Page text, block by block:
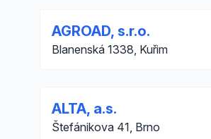
AGROAD, s.r.o.
Blanenská 1338, Kuřim
ALTA, a.s.
Štefánikova 41, Brno